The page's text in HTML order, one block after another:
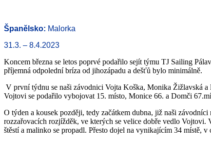
Španělsko: Malorka
31.3. – 8.4.2023
Koncem března se letos poprvé podařilo sejít týmu TJ Sailing
příjemná odpolední bríza od jihozápadu a dešťů bylo minimálně.
V první týdnu se naši závodnici Vojta Koška, Monika Žižlavská
Vojtovi se podařilo vybojovat 15. místo, Monice 66. a Domči
O týden a kousek později, tedy začátkem dubna, již naši
rozzařovacích rozjížděk, ve kterých se velice dobře vedlo Vojtovi.
štěstí a malinko se propadl. Přesto dojel na vynikajícím 34 místě,